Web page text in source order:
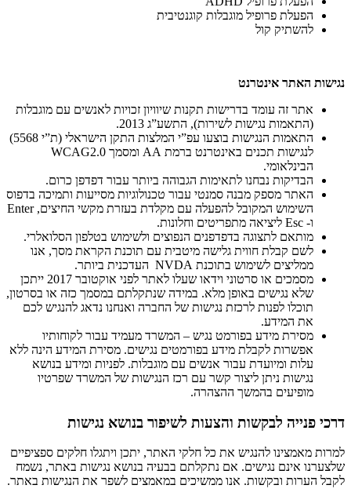
הפעלת פרופיל מוגבלות קוגנטיבית
להשתיק קול
נגישות האתר אינטרנט
אתר זה עומד בדרישות תקנות שיוויון זכויות לאנשים עם מוגבלות
(התאמות נגישות לשירות), התשע”ג 2013.
התאמות הנגישות בוצעו עפ”י המלצות התקן הישראלי (ת”י 5568)
לנגישות תכנים באינטרנט ברמת AA ומסמך WCAG2.0
הבינלאומי.
הבדיקות נבחנו לתאימות הגבוהה ביותר עבור דפדפן כרום.
האתר מספק מבנה סמנטי עבור טכנולוגיות מסייעות ותמיכה בדפוס
השימוש המקובל להפעלה עם מקלדת בעזרת מקשי החיצים, Enter
ו- Esc ליציאה מתפריטים וחלונות.
מותאם לתצוגה בדפדפנים הנפוצים ולשימוש בטלפון הסלואלרי.
לשם קבלת חווית גלישה מיטבית עם תוכנת הקראת מסך, אנו
ממליצים לשימוש בתוכנת NVDA העדכנית ביותר.
מסמכים או סרטוני וידאו שעלו לאתר לפני אוקטובר 2017 ייתכן
שלא נגישים באופן מלא. במידה שנתקלתם במסמך כזה או בסרטון,
תוכלו לפנות לרכזת נגישות של החברה ואנחנו נדאג להנגיש לכם
את המידע.
מסירת מידע בפורמט נגיש – המשרד מעמיד עבור לקוחותיו
אפשרות לקבלת מידע בפורמטים נגישים. מסירת המידע הינה ללא
עלות ומיועדת עבור אנשים עם מוגבלות. לפניות ומידע בנושא
נגישות ניתן ליצור קשר עם רכז הנגישות של המשרד שפרטיו
מופיעים בהמשך ההצהרה.
דרכי פנייה לבקשות והצעות לשיפור בנושא נגישות
למרות מאמצינו להנגיש את כל חלקי האתר, יתכן ויתגלו חלקים ספציפיים
שלצערנו אינם נגישים. אם נתקלתם בבעיה בנושא נגישות באתר, נשמח
לקבל הערות ובקשות. אנו ממשיכים במאמצים לשפר את הנגישות באתר.